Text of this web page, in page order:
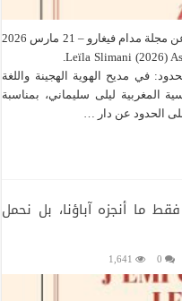
حوار مع ليلى سليماني أجرته: مين تران هوي عن مجلة مدام فيغارو – 21 مارس 2026
Leïla Slimani (2026) Assaut contre la frontière, Gallimard / Blanche.
في مديح الهوية الهجينة واللغة
المغربية ليلى سليماني، بمناسبة
ما أنجزه آباؤنا، بل نحمل
0
1,641